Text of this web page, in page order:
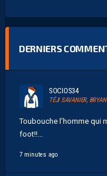
DERNIERS
SOCIOS34
Toubouche l’homme qui
foot!!...
7 minutes ago